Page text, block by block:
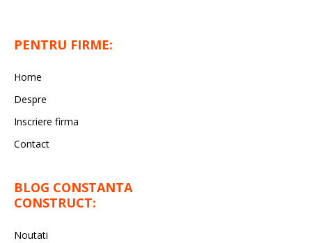
PENTRU FIRME:
Home
Despre
Inscriere firma
Contact
BLOG CONSTANTA
CONSTRUCT:
Noutati